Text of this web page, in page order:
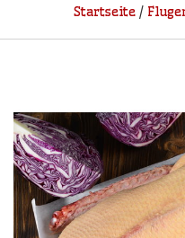
Startseite /